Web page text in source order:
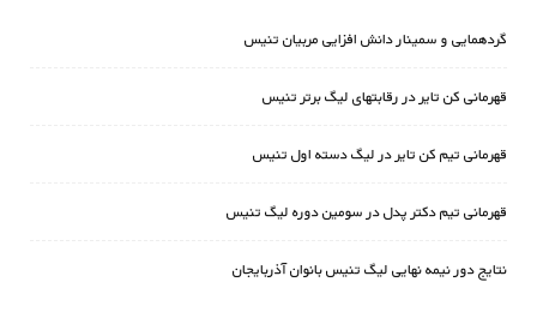
گردهمایی و سمینار دانش افزایی مربیان تنیس
قهرمانی کن تایر در رقابتهای لیگ برتر تنیس
قهرمانی تیم کن تایر در لیگ دسته اول تنیس
قهرمانی تیم دکتر پدل در سومین دوره لیگ تنیس
نتایج دور نیمه نهایی لیگ تنیس بانوان آذربایجان